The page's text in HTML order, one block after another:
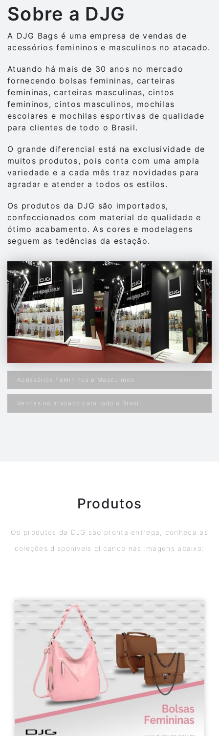
Sobre a DJG
A DJG Bags é uma empresa de vendas de
acessórios femininos e masculinos no atacado.
Atuando há mais de 30 anos no mercado
fornecendo bolsas femininas, carteiras
femininas, carteiras masculinas, cintos
femininos, cintos masculinos, mochilas
escolares e mochilas esportivas de qualidade
para clientes de todo o Brasil.
O grande diferencial está na exclusividade de
muitos produtos, pois conta com uma ampla
variedade e a cada mês traz novidades para
agradar e atender a todos os estilos.
Os produtos da DJG são importados,
confeccionados com material de qualidade e
ótimo acabamento. As cores e modelagens
seguem as tedências da estação.
Acessórios Femininos e Masculinos
Vendas no atacado para todo o Brasil
Produtos
Os produtos da DJG são pronta entrega, conheça as
coleções disponíveis clicando nas imagens abaixo: